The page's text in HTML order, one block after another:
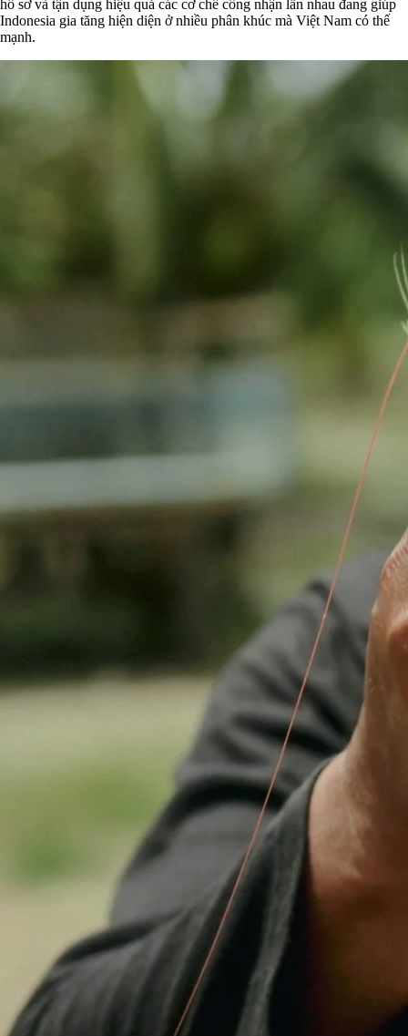
hồ sơ và tận dụng hiệu quả các cơ chế công nhận lẫn nhau đang giúp
Indonesia gia tăng hiện diện ở nhiều phân khúc mà Việt Nam có thế
mạnh.